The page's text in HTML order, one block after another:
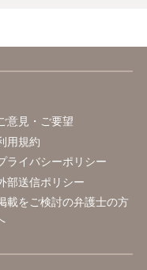
意見・ご要望
用規約
ライバシーポリシー
部送信ポリシー
載をご検討の弁護士の方